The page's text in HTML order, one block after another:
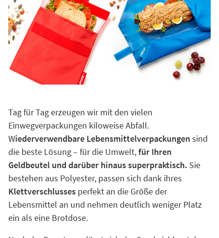
Tag für Tag erzeugen wir mit den vielen
Einwegverpackungen kiloweise Abfall.
Wiederverwendbare Lebensmittelverpackungen sind
die beste Lösung – für die Umwelt,für Ihren
Geldbeutel und darüber hinaus superpraktisch. Sie
bestehen aus Polyester, passen sich dank ihres
Klettverschlusses perfekt an die Größe der
Lebensmittel an und nehmen deutlich weniger Platz
ein als eine Brotdose.